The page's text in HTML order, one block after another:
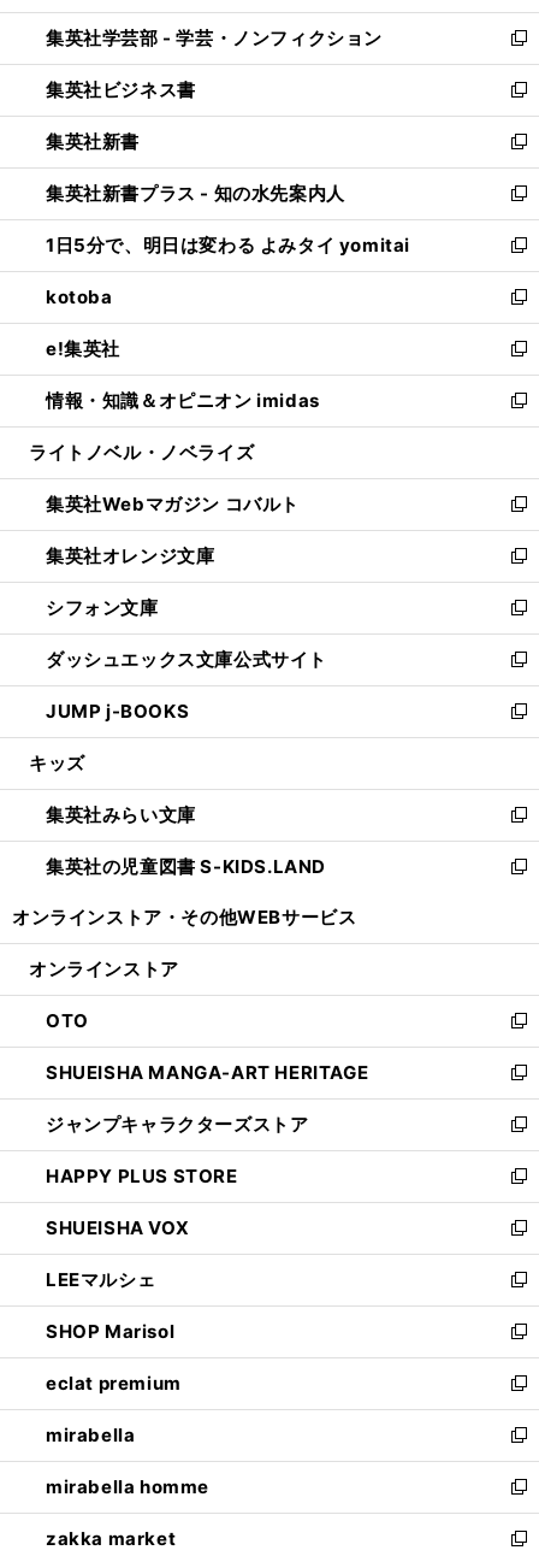
開
く
ウ
で
開
く
ン
ド
ウ
で
開
く
ウ
ィ
ン
ド
ウ
で
開
く
集英社学芸部 - 学芸・ノンフィクション
新
し
い
ウ
ィ
ン
ド
ウ
で
開
く
集英社ビジネス書
新
し
い
ウ
ィ
ン
ド
ウ
で
開
く
集英社新書
新
し
い
ウ
ィ
ン
ド
ウ
で
開
く
集英社新書プラス - 知の水先案内人
新
し
い
ウ
ィ
ン
ド
ウ
で
開
1日5分で、明日は変わる よみタイ yomitai
新
し
い
ウ
ィ
ン
ド
ウ
開
く
kotoba
新
し
い
ウ
ィ
ン
ウ
で
開
く
e!集英社
新
し
い
ウ
ン
ド
ウ
で
開
く
情報・知識＆オピニオン imidas
新
し
ウ
ィ
ン
ド
ウ
で
開
く
ライトノベル・ノベライズ
集英社Webマガジン コバルト
新
し
い
ウ
ィ
ン
ド
ウ
で
開
集英社オレンジ文庫
新
し
い
ウ
ィ
ン
ド
ウ
開
く
シフォン文庫
新
し
い
ウ
ィ
ン
ウ
で
開
く
ダッシュエックス文庫公式サイト
新
し
い
ウ
ン
ド
ウ
で
JUMP j-BOOKS
新
し
ウ
ィ
ン
ド
開
キッズ
集英社みらい文庫
新
し
い
ン
ウ
で
開
く
集英社の児童図書 S-KIDS.LAND
新
ウ
ン
ド
ウ
で
開
く
オンラインストア・ その他WEBサービス
オンラインストア
OTO
新
し
い
ウ
ィ
ン
ド
ウ
で
開
く
SHUEISHA MANGA-ART HERITAGE
新
し
い
ウ
ィ
ン
ド
ウ
で
開
く
ジャンプキャラクターズストア
新
し
い
ウ
ィ
ン
ド
ウ
で
開
く
HAPPY PLUS STORE
新
し
い
ウ
ィ
ン
ド
ウ
で
開
く
SHUEISHA VOX
新
し
い
ウ
ィ
ン
ド
ウ
で
開
く
LEEマルシェ
新
し
い
ウ
ィ
ン
ド
ウ
で
開
く
SHOP Marisol
新
し
い
ウ
ィ
ン
ド
ウ
で
eclat premium
新
し
い
ウ
ィ
ン
ド
mirabella
新
し
い
ウ
ィ
mirabella homme
新
し
い
zakka market
新